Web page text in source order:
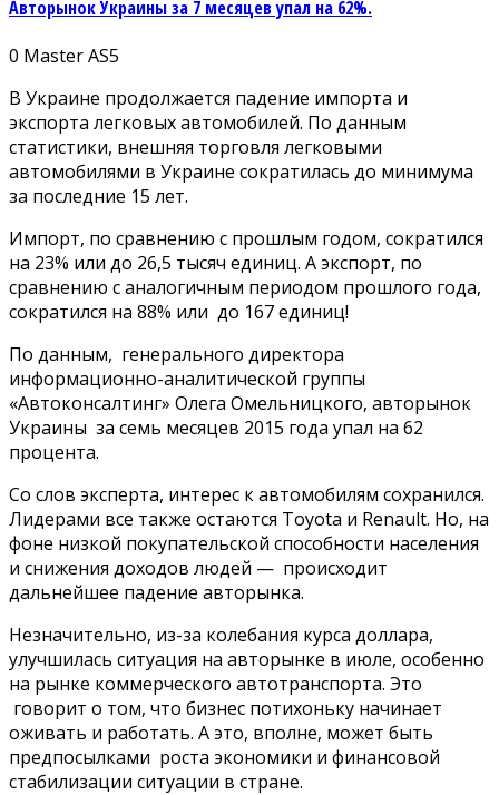
Авторынок Украины за 7 месяцев упал на 62%.
0 Master AS5
В Украине продолжается падение импорта и
экспорта легковых автомобилей. По данным
статистики, внешняя торговля легковыми
автомобилями в Украине сократилась до минимума
за последние 15 лет.
Импорт, по сравнению с прошлым годом, сократился
на 23% или до 26,5 тысяч единиц. А экспорт, по
сравнению с аналогичным периодом прошлого года,
сократился на 88% или до 167 единиц!
По данным, генерального директора
информационно-аналитической группы
«Автоконсалтинг» Олега Омельницкого, авторынок
Украины за семь месяцев 2015 года упал на 62
процента.
Со слов эксперта, интерес к автомобилям сохранился.
Лидерами все также остаются Toyota и Renault. Но, на
фоне низкой покупательской способности населения
и снижения доходов людей — происходит
дальнейшее падение авторынка.
Незначительно, из-за колебания курса доллара,
улучшилась ситуация на авторынке в июле, особенно
на рынке коммерческого автотранспорта. Это
говорит о том, что бизнес потихоньку начинает
оживать и работать. А это, вполне, может быть
предпосылками роста экономики и финансовой
стабилизации ситуации в стране.